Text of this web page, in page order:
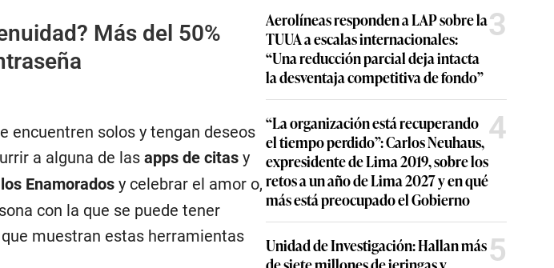
Más del 50%
encuentren solos y tengan deseos
a alguna de las apps de citasy
Enamoradosy celebrar el amor o,
con la que se puede tener
muestran estas herramientas
Aerolíneas responden a LAP sobre la
TUUA a escalas internacionales:
“Una reducción parcial deja intacta
la desventaja competitiva de fondo”
3
“La organización está recuperando
el tiempo perdido”: Carlos Neuhaus,
expresidente de Lima 2019, sobre los
retos a un año de Lima 2027 y en qué
más está preocupado el Gobierno
4
Unidad de Investigación: Hallan más5